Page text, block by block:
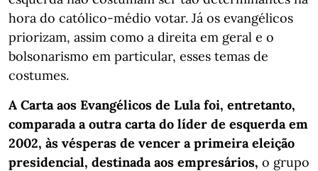
hora do católico-médio votar. Já os evangélicos
priorizam, assim como a direita em geral e o
bolsonarismo em particular, esses temas de
costumes.
A Carta aos Evangélicos de Lula foi, entretanto,
comparada a outra carta do líder de esquerda em
2002, às vésperas de vencer a primeira eleição
presidencial, destinada aos empresários, o grupo